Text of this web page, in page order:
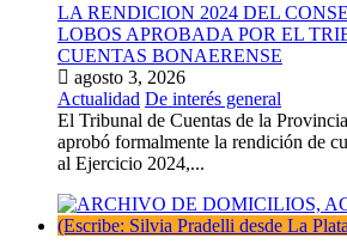
LA RENDICION 2024 DEL
LOBOS APROBADA POR EL
CUENTAS BONAERENSE
agosto 3, 2026
Actualidad De interés general
El Tribunal de Cuentas de la
aprobó formalmente la rendición de
al Ejercicio 2024,...